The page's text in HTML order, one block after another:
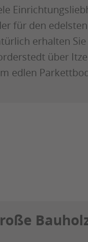
für den
erhalten
über
edlen